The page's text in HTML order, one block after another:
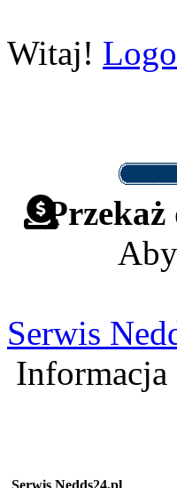
Witaj!
Przekaż
Serwis
Informacja
Serwis Nedds24.pl